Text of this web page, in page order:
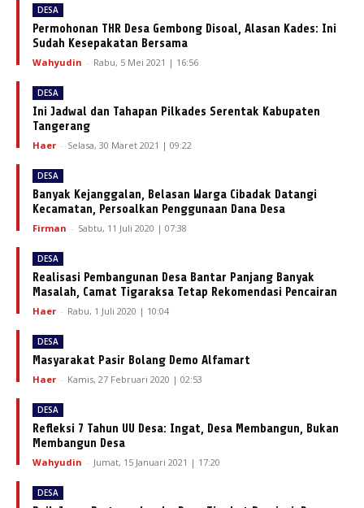
DESA
Permohonan THR Desa Gembong Disoal, Alasan Kades: Ini
Sudah Kesepakatan Bersama
Wahyudin - Rabu, 5 Mei 2021 | 16:56
DESA
Ini Jadwal dan Tahapan Pilkades Serentak Kabupaten
Tangerang
Haer - Selasa, 30 Maret 2021 | 09:22
DESA
Banyak Kejanggalan, Belasan Warga Cibadak Datangi
Kecamatan, Persoalkan Penggunaan Dana Desa
Firman - Sabtu, 11 Juli 2020 | 07:38
DESA
Realisasi Pembangunan Desa Bantar Panjang Banyak
Masalah, Camat Tigaraksa Tetap Rekomendasi Pencairan
Haer - Rabu, 1 Juli 2020 | 10:04
DESA
Masyarakat Pasir Bolang Demo Alfamart
Haer - Kamis, 27 Februari 2020 | 02:53
DESA
Refleksi 7 Tahun UU Desa: Ingat, Desa Membangun, Bukan
Membangun Desa
Wahyudin - Jumat, 15 Januari 2021 | 17:20
DESA